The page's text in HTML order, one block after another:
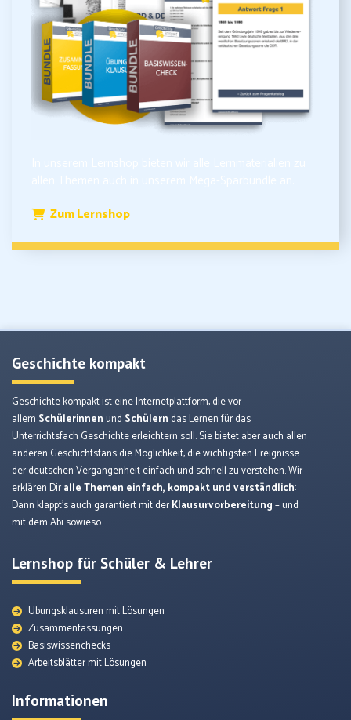
Zum Lernshop
Geschichte kompakt
Geschichte kompakt ist eine Internetplattform, die vor
allem Schülerinnen und Schülern das Lernen für das
Unterrichtsfach Geschichte erleichtern soll. Sie bietet aber auch allen
anderen Geschichtsfans die Möglichkeit, die wichtigsten Ereignisse
der deutschen Vergangenheit einfach und schnell zu verstehen. Wir
erklären Diralle Themen einfach, kompakt und verständlich:
Dann klappt’s auch garantiert mit derKlausurvorbereitung– und
mit dem Abi sowieso.
Lernshop für Schüler & Lehrer
Übungsklausuren mit Lösungen
Zusammenfassungen
Basiswissenchecks
Arbeitsblätter mit Lösungen
Informationen